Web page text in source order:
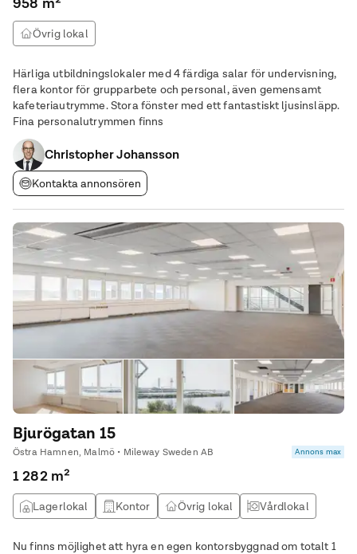
Övrig lokal
Härliga utbildningslokaler med 4 färdiga salar för undervisning,
flera kontor för grupparbete och personal, även gemensamt
kafeteriautrymme. Stora fönster med ett fantastiskt ljusinsläpp.
Fina personalutrymmen finns
Christopher Johansson
Kontakta annonsören
Bjurögatan 15
Östra Hamnen, Malmö • Mileway Sweden AB Annons max
1 282 m²
Lagerlokal Kontor Övrig lokal Vårdlokal
Nu finns möjlighet att hyra en egen kontorsbyggnad om totalt 1